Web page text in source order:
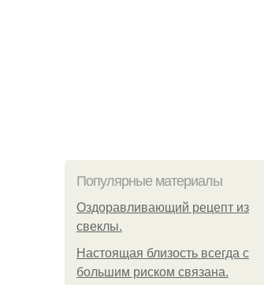
Популярные материалы
Оздоравливающий рецепт из
свеклы.
Hacтоящая близость всегда с
большим риском связана.